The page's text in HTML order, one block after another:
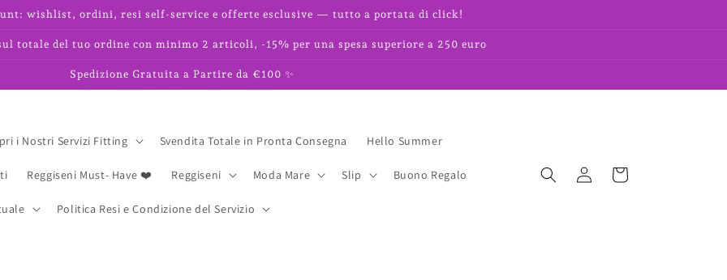
wishlist, ordini, resi self-service e offerte esclusive — tutto a portata di click!
totale del tuo ordine con minimo 2 articoli, -15% per una spesa superiore a 250 euro
Spedizione Gratuita a Partire da €100 ✨
i Nostri Servizi Fitting Svendita Totale in Pronta Consegna Hello Summer
Reggiseni Must- Have ❤️ Reggiseni Moda Mare Slip Buono Regalo
Politica Resi e Condizione del Servizio
Accedi Carrello